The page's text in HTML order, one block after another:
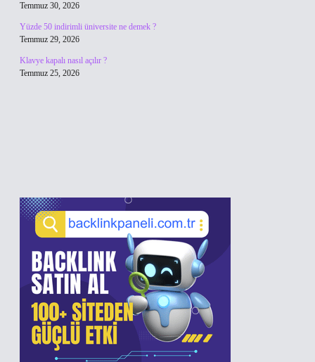
Temmuz 30, 2026
Yüzde 50 indirimli üniversite ne demek ?
Temmuz 29, 2026
Klavye kapalı nasıl açılır ?
Temmuz 25, 2026